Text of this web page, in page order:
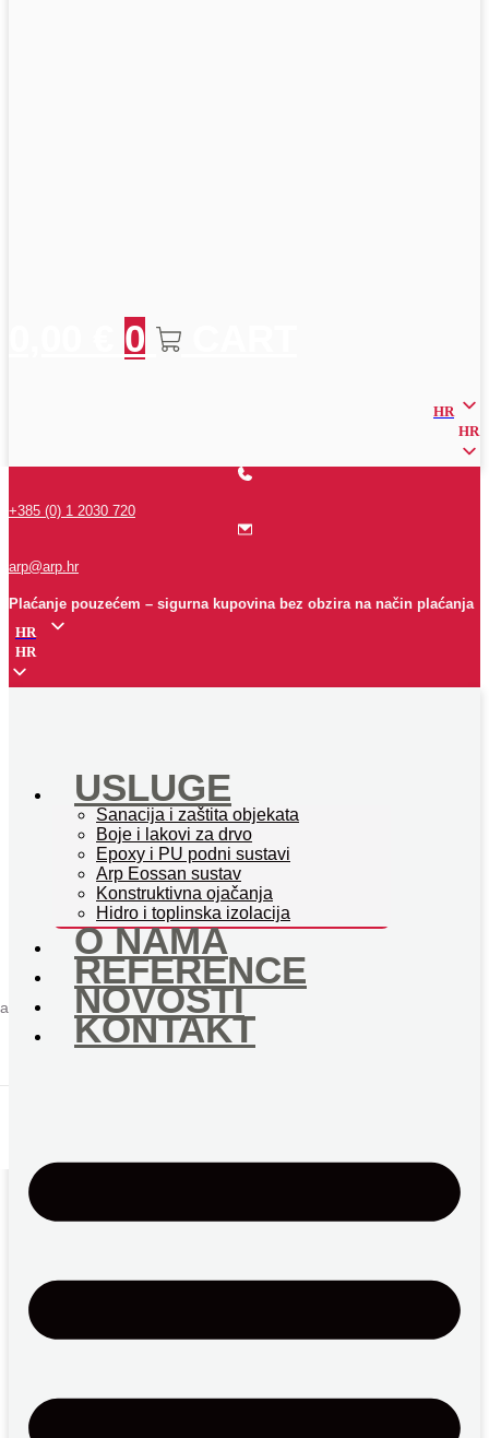
0
HR
HR
+385 (0) 1 2030 720
arp@arp.hr
Plaćanje pouzećem – sigurna kupovina bez obzira na način plaćanja
HR
HR
USLUGE
Sanacija i zaštita objekata
Boje i lakovi za drvo
Epoxy i PU podni sustavi
Arp Eossan sustav
Konstruktivna ojačanja
Hidro i toplinska izolacija
O NAMA
REFERENCE
NOVOSTI
KONTAKT